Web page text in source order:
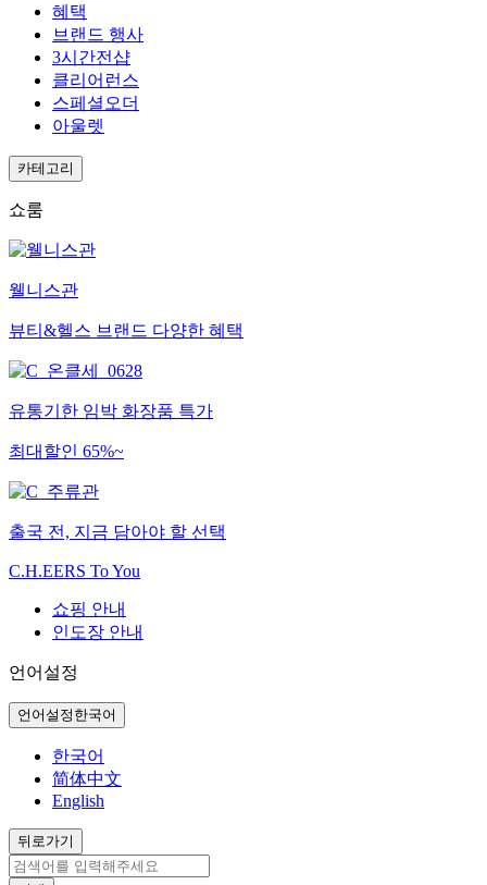
혜택
브랜드 행사
3시간전샵
클리어런스
스페셜오더
아울렛
카테고리
쇼룸
웰니스관
뷰티&헬스 브랜드 다양한 혜택
유통기한 임박 화장품 특가
최대할인 65%~
출국 전, 지금 담아야 할 선택
C.H.EERS To You
쇼핑 안내
인도장 안내
언어설정
언어설정 한국어
한국어
简体中文
English
뒤로가기